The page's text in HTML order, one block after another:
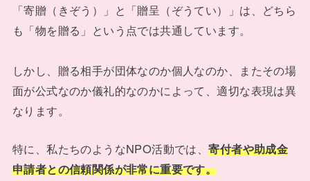
「寄贈（きぞう）」と「贈呈（ぞうてい）」は、どちら
も「物を贈る」という点では共通しています。
しかし、贈る相手が団体なのか個人なのか、またその場
面が公式なのか儀礼的なのかによって、適切な表現は異
なります。
特に、私たちのようなNPO活動では、寄付者や助成金
申請者との信頼関係が非常に重要です。